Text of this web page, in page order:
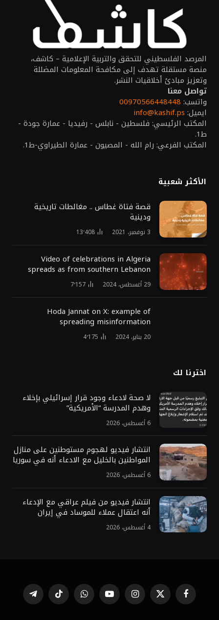
المرصد الفلسطيني للتحقق والتربية الإعلامية – كاشف،
منصة مستقلة تهدف إلى مكافحة المعلومات المضللة
وتعزيز مبادئ أخلاقيات النشر.
تواصل معنا
واتسب: 00970566448448
ايميل: info@kashif.ps
المكتب الرئيسي: فلسطين - نابلس - رفيديا - عمارة جودة -
ط1.
المكتب الفرعي: رام الله - المصيون - عمارة الطيراوي-ط1.
الأكثر شعبية
قصة فتاة غطاس .. مغالطات تاريخية
ودينية
3 نوفمبر، 2021 13٬408
Video of celebrations in Algeria
spreads as from southern Lebanon
29 أغسطس، 2024 7٬157
Hoda Jannat on X: example of
spreading misinformation
20 يناير، 2024 4٬175
اخترنا لك
لا صحة لادعاء وجود قرار إسرائيلي بإخلاء
وهدم المدرسة “الأمريكية”
6 أغسطس، 2026
انتشار فيديو لهجوم مستوطنين على منازل
المواطنين بالخليل مع الادعاء أنه في سوريا
6 أغسطس، 2026
انتشار فيديو من فيلم عراقي مع الإدعاء
أنه اعتقال عملاء للموساد في إيران
4 أغسطس، 2026
فيسبوك X
(Twitter)
الانستغراميوتيوب واتساب تيكتوك تيلقرام